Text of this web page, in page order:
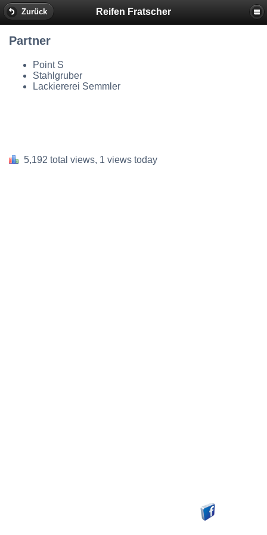
Zurück Reifen Fratscher
Partner
Point S
Stahlgruber
Lackiererei Semmler
5,192 total views, 1 views today